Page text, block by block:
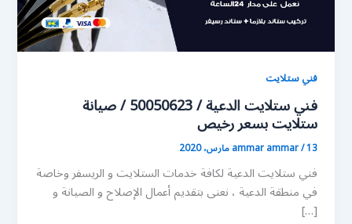
فني ستلايت
فني ستلايت الدعية / 50050623 / صيانة
ستلايت بسعر رخيص
ammar ammar/13 مارس، 2020
فني ستلايت الدعية لكافة خدمات الستلايت و الريسفر وخاصة
في منطقة الدعية ، نعنى بتقديم أعمال الإصلاح و الصيانة و
[…]